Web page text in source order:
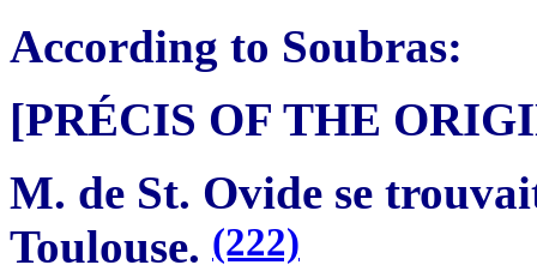
According to Soubras:
[PRÉCIS OF THE
M. de St. Ovide se
Toulouse. (222)